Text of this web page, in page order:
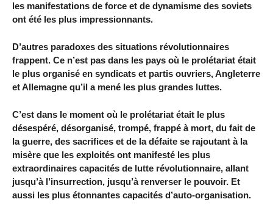
les manifestations de force et de dynamisme des soviets
ont été les plus impressionnants.
D’autres paradoxes des situations révolutionnaires
frappent. Ce n’est pas dans les pays où le prolétariat était
le plus organisé en syndicats et partis ouvriers, Angleterre
et Allemagne qu’il a mené les plus grandes luttes.
C’est dans le moment où le prolétariat était le plus
désespéré, désorganisé, trompé, frappé à mort, du fait de
la guerre, des sacrifices et de la défaite se rajoutant à la
misère que les exploités ont manifesté les plus
extraordinaires capacités de lutte révolutionnaire, allant
jusqu’à l’insurrection, jusqu’à renverser le pouvoir. Et
aussi les plus étonnantes capacités d’auto-organisation.